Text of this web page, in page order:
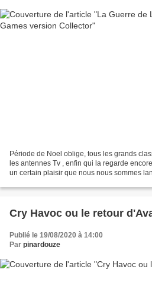
Période de Noel oblige, tous les grands
les antennes Tv , enfin qui la regarde
un certain plaisir que nous nous sommes
Cry Havoc ou le retour
Publié le 19/08/2020 à 14:00
Par pinardouze